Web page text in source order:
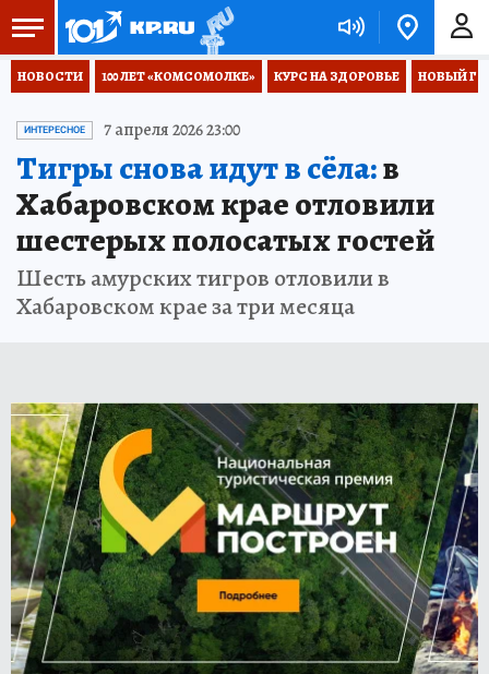
НОВОСТИ 100 ЛЕТ «КОМСОМОЛКЕ» КУРС НА ЗДОРОВЬЕ НОВЫЙ
ИНТЕРЕСНОЕ 7 апреля 2026 23:00
Тигры снова идут в сёла:в
Хабаровском крае отловили
шестерых полосатых гостей
Шесть амурских тигров отловили в
Хабаровском крае за три месяца